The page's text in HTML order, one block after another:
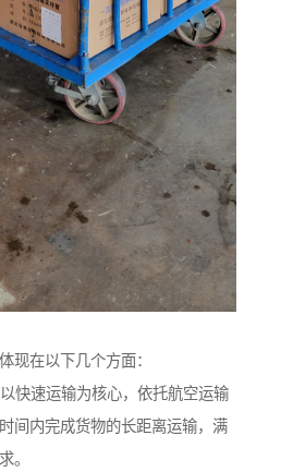
现在以下几个方面：
快速运输为核心，依托航空运输
间内完成货物的长距离运输，满
。